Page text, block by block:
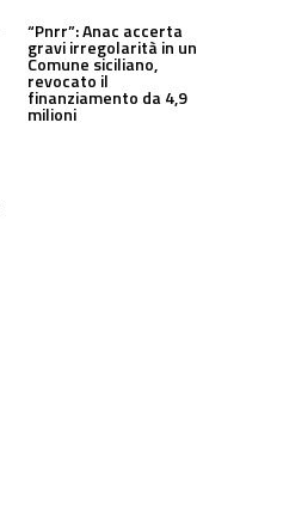
“Pnrr”: Anac accerta
gravi irregolarità in un
Comune siciliano,
revocato il
finanziamento da 4,9
milioni